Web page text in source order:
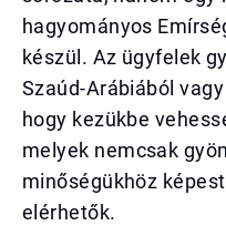
hagyományos
készül. Az ügyfelek
Szaúd-Arábiából
hogy kezükbe
melyek nemcsak
minőségükhöz
elérhetők.